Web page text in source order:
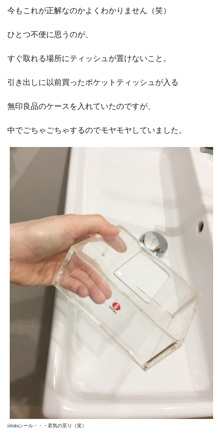
今もこれが正解なのかよくわかりません（笑）
ひとつ不便に思うのが、
すぐ取れる場所にティッシュが置けないこと。
引き出しに以前買ったポケットティッシュが入る
無印良品のケースを入れていたのですが、
中でごちゃごちゃするのでモヤモヤしていました。
iittalaシール・・・若気の至り（笑）